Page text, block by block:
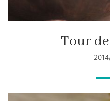
Tour